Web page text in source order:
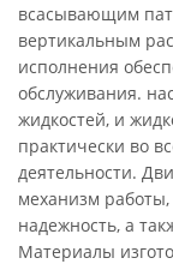
всасывающим
вертикальным
исполнения
обслуживания.
жидкостей, и
практически во
деятельности.
механизм работы,
надежность, а
Материалы